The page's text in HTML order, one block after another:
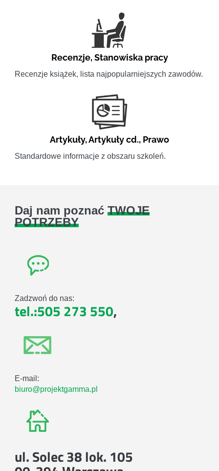
Recenzje,Stanowiska pracy
Recenzje książek, lista najpopularniejszych zawodów.
Artykuły,Artykuły cd., Prawo
Standardowe informacje z obszaru szkoleń.
Daj nam poznać TWOJE
POTRZEBY
Zadzwoń do nas:
tel.:505 273 550,
E-mail:
biuro@projektgamma.pl
ul. Solec 38 lok. 105